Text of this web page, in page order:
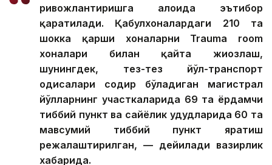
ривожлантиришга алоҳида эътибор
қаратилади. Қабулхоналардаги 210 та
шокка қарши хоналарни Trauma room
хоналари билан қайта жиҳозлаш,
шунингдек, тез-тез йўл-транспорт
ҳодисалари содир бўладиган магистрал
йўлларнинг участкаларида 69 та ёрдамчи
тиббий пункт ва сайёҳлик ҳудудларида 60 та
мавсумий тиббий пункт яратиш
режалаштирилган, — дейилади вазирлик
хабарида.